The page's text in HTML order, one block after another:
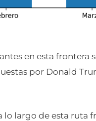
en esta frontera
por Donald
lo largo de esta ruta